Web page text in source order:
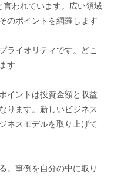
われています。広い領域
のポイントを網羅します
ライオリティです。どこ
す
イントは投資金額と収益
ります。新しいビジネス
ネスモデルを取り上げて
。事例を自分の中に取り